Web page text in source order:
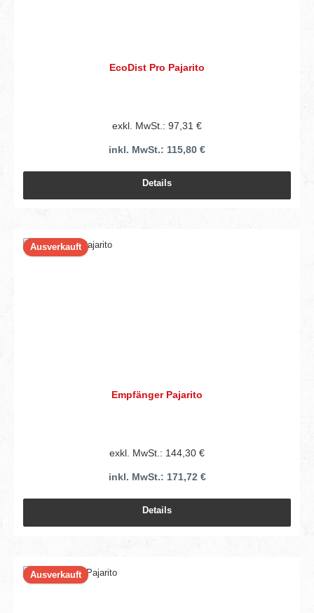
EcoDist Pro Pajarito
exkl. MwSt.: 97,31 €
inkl. MwSt.: 115,80 €
Details
Ausverkauft
Empfänger Pajarito
exkl. MwSt.: 144,30 €
inkl. MwSt.: 171,72 €
Details
Ausverkauft